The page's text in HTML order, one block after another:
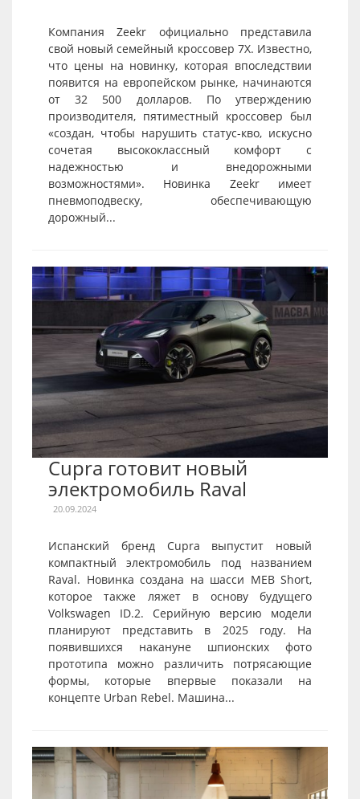
Компания Zeekr официально представила
свой новый семейный кроссовер 7X. Известно,
что цены на новинку, которая впоследствии
появится на европейском рынке, начинаются
от 32 500 долларов. По утверждению
производителя, пятиместный кроссовер был
«создан, чтобы нарушить статус-кво, искусно
сочетая высококлассный комфорт с
надежностью и внедорожными
возможностями». Новинка Zeekr имеет
пневмоподвеску, обеспечивающую
дорожный...
Cupra готовит новый
электромобиль Raval
20.09.2024
Испанский бренд Cupra выпустит новый
компактный электромобиль под названием
Raval. Новинка создана на шасси MEB Short,
которое также ляжет в основу будущего
Volkswagen ID.2. Серийную версию модели
планируют представить в 2025 году. На
появившихся накануне шпионских фото
прототипа можно различить потрясающие
формы, которые впервые показали на
концепте Urban Rebel. Машина...